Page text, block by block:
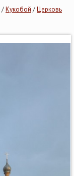
/Кукобой /Церковь